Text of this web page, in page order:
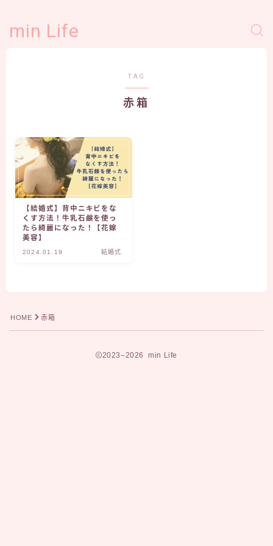
min Life
TAG
赤箱
【結婚式】背中ニキビをな
くす方法！牛乳石鹸を使っ
たら綺麗になった！【花嫁
美容】
2024.01.19 結婚式
HOME 赤箱
2023–2026 min Life